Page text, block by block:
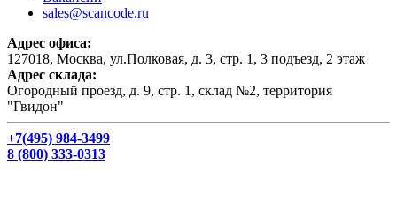
sales@scancode.ru
Адрес офиса:
127018, Москва, ул.Полковая, д. 3, стр. 1, 3 подъезд, 2 этаж
Адрес склада:
Огородный проезд, д. 9, стр. 1, склад №2, территория
"Гвидон"
+7(495) 984-3499
8 (800) 333-0313